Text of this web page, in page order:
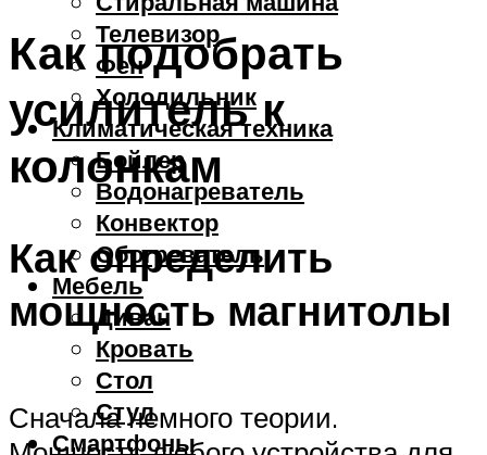
Телевизор
Фен
Холодильник
Климатическая техника
Бойлер
Водонагреватель
Конвектор
Обогреватель
Мебель
Диван
Кровать
Стол
Стул
Смартфоны
Как подобрать
усилитель к
колонкам
Как определить
мощность магнитолы
Сначала немного теории.